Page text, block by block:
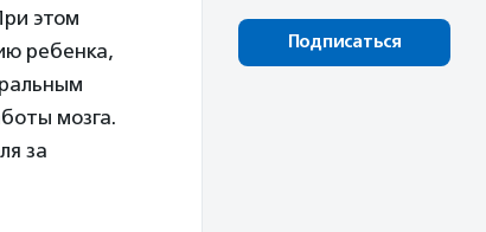
этом
ребенка,
мозга.
за
Подписаться